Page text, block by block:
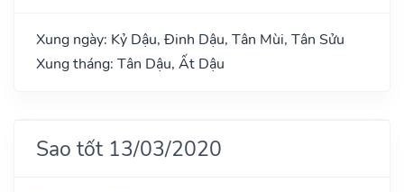
Xung ngày: Kỷ Dậu, Đinh Dậu, Tân Mùi, Tân Sửu
Xung tháng: Tân Dậu, Ất Dậu
Sao tốt 13/03/2020